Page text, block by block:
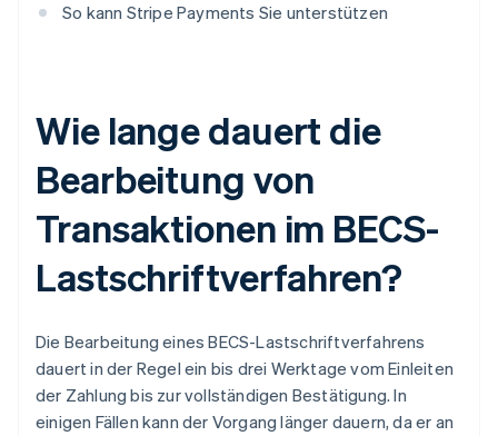
So kann Stripe Payments Sie unterstützen
Wie lange dauert die
Bearbeitung von
Transaktionen im BECS-
Lastschriftverfahren?
Die Bearbeitung eines BECS-Lastschriftverfahrens
dauert in der Regel ein bis drei Werktage vom Einleiten
der Zahlung bis zur vollständigen Bestätigung. In
einigen Fällen kann der Vorgang länger dauern, da er an